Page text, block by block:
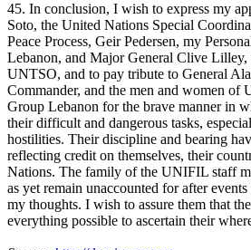
45. In conclusion, I wish to express my
Soto, the United Nations Special
Peace Process, Geir Pedersen, my
Lebanon, and Major General Clive
UNTSO, and to pay tribute to General
Commander, and the men and women of
Group Lebanon for the brave manner in
their difficult and dangerous tasks,
hostilities. Their discipline and bearing
reflecting credit on themselves, their
Nations. The family of the UNIFIL staff
as yet remain unaccounted for after
my thoughts. I wish to assure them that
everything possible to ascertain their